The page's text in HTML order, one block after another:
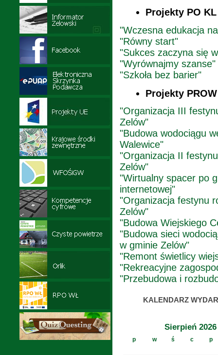
Projekty PO KL
"Wczesna edukacja
"Równy start"
"Sukces zaczyna się
"Wyrównajmy szanse"
"Szkoła bez barier"
Projekty PROW
"Organizacja III
Zelów"
"Budowa wodociągu
Walewice"
"Organizacja II
Zelów"
"Wirtualny spacer po
internetowej"
"Organizacja festynu
Zelów"
"Budowa Wiejskiego
"Budowa sieci
w gminie Zelów"
"Remont świetlicy
"Rekreacyjne
"Przebudowa i
KALENDARZ
Sierpień 2026
p w ś c p